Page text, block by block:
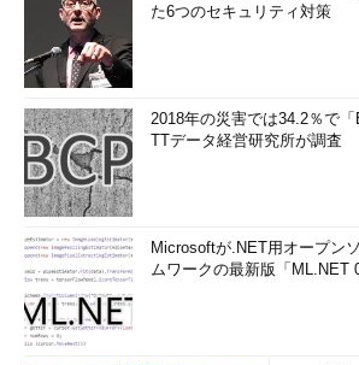
た6つのセキュリティ対策
2018年の災害では34.2％で
TTデータ経営研究所が調査
Microsoftが.NET用オープン
ムワークの最新版「ML.NET